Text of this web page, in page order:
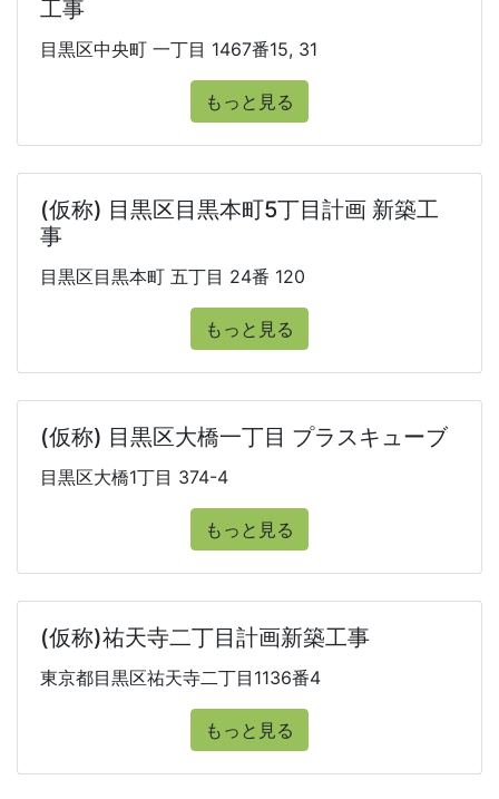
工事
目黒区中央町 一丁目 1467番15, 31
もっと見る
(仮称) 目黒区目黒本町5丁目計画 新築工
事
目黒区目黒本町 五丁目 24番 120
もっと見る
(仮称) 目黒区大橋一丁目 プラスキューブ
目黒区大橋1丁目 374-4
もっと見る
(仮称)祐天寺二丁目計画新築工事
東京都目黒区祐天寺二丁目1136番4
もっと見る